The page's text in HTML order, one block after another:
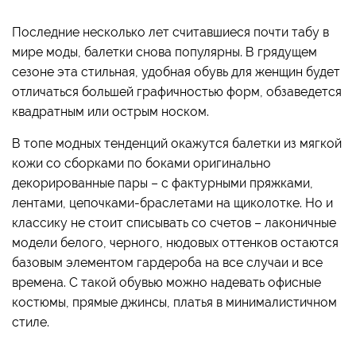
Последние несколько лет считавшиеся почти табу в
мире моды, балетки снова популярны. В грядущем
сезоне эта стильная, удобная обувь для женщин будет
отличаться большей графичностью форм, обзаведется
квадратным или острым носком.
В топе модных тенденций окажутся балетки из мягкой
кожи со сборками по боками оригинально
декорированные пары – с фактурными пряжками,
лентами, цепочками-браслетами на щиколотке. Но и
классику не стоит списывать со счетов – лаконичные
модели белого, черного, нюдовых оттенков остаются
базовым элементом гардероба на все случаи и все
времена. С такой обувью можно надевать офисные
костюмы, прямые джинсы, платья в минималистичном
стиле.